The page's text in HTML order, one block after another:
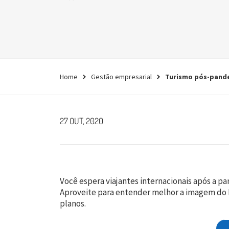
Home Gestão empresarial Turismo pós-
27 OUT, 2020
Você espera viajantes internacionais após a
Aproveite para entender melhor a imagem do
planos.